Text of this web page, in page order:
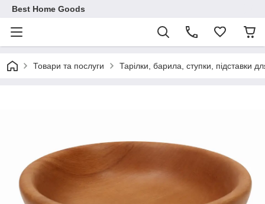
Best Home Goods
Товари та послуги Тарілки, барила, ступки, підставки